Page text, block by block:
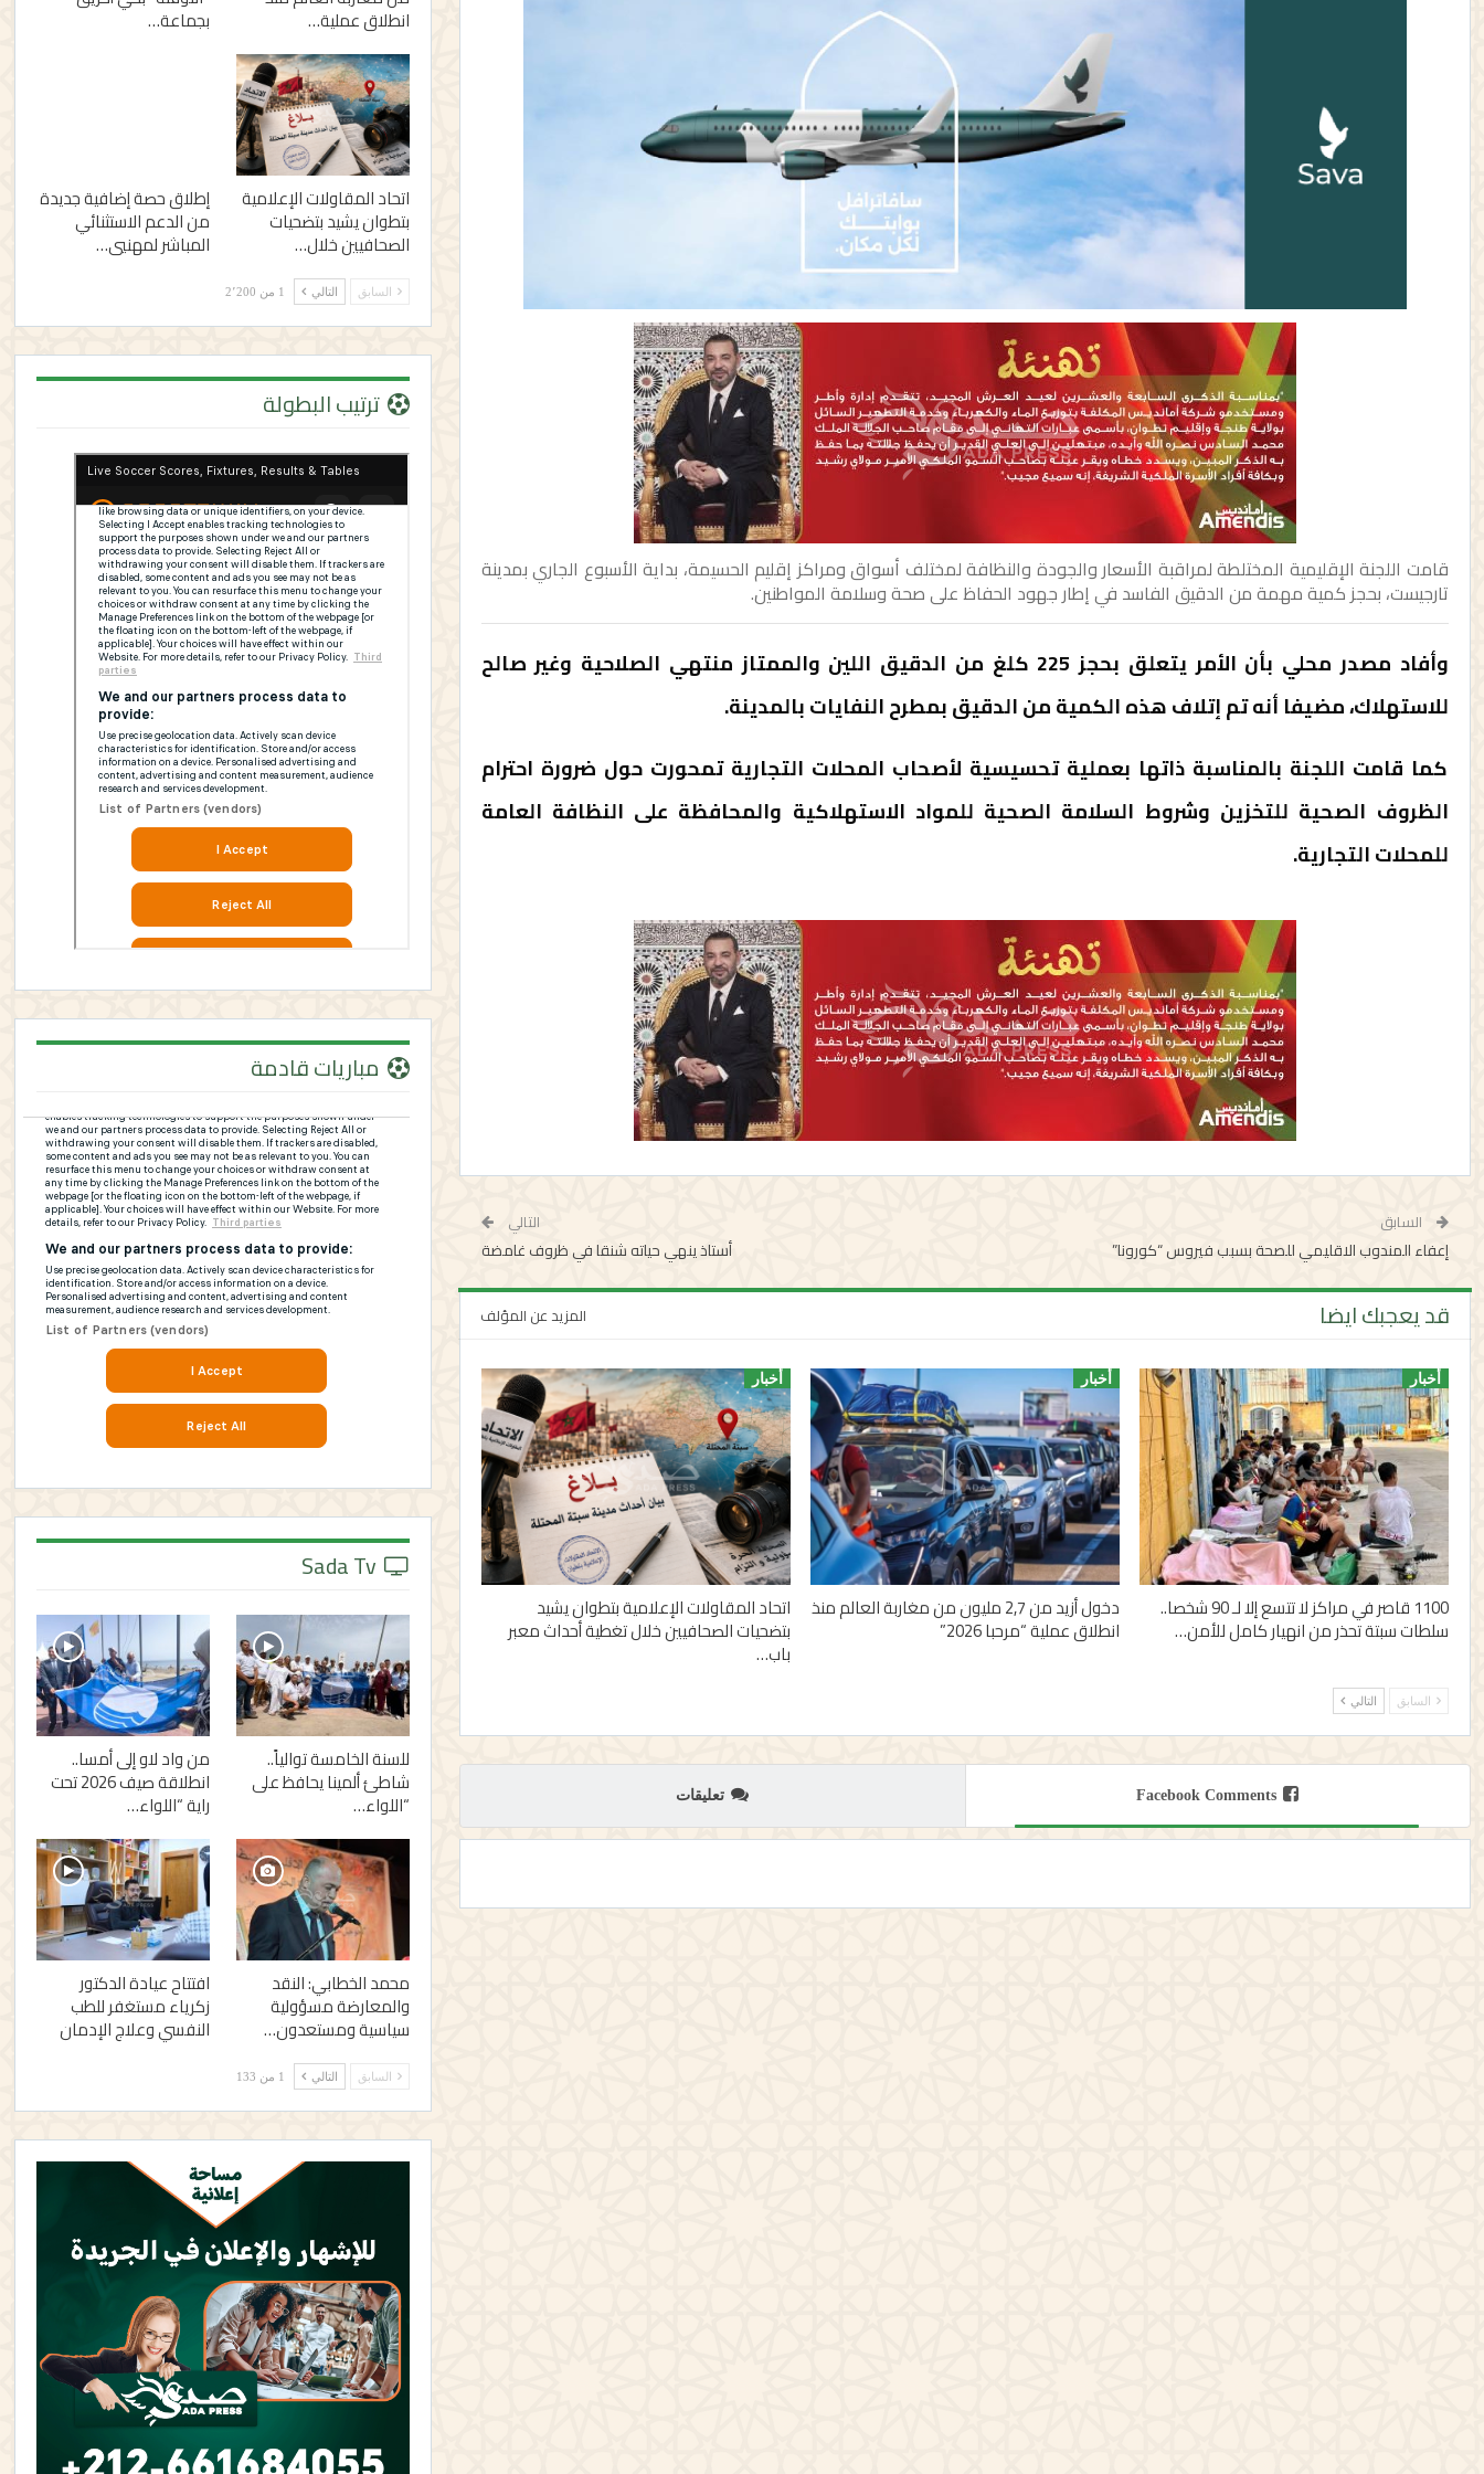
قامت اللجنة الإقليمية المختلطة لمراقبة الأسعار والجودة والنظافة لمختلف أسواق ومراكز إقليم الحسيمة، بداية الأسبوع الجاري بمدينة
تارجيست، بحجز كمية مهمة من الدقيق الفاسد في إطار جهود الحفاظ على صحة وسلامة المواطنين.
وأفاد مصدر محلي بأن الأمر يتعلق بحجز 225 كلغ من الدقيق اللين والممتاز منتهي الصلاحية وغير صالح
للاستهلاك، مضيفا أنه تم إتلاف هذه الكمية من الدقيق بمطرح النفايات بالمدينة.
كما قامت اللجنة بالمناسبة ذاتها بعملية تحسيسية لأصحاب المحلات التجارية تمحورت حول ضرورة احترام
الظروف الصحية للتخزين وشروط السلامة الصحية للمواد الاستهلاكية والمحافظة على النظافة العامة
للمحلات التجارية.
السابق
إعفاء المندوب الاقليمي للصحة بسبب فيروس “كورونا”
التالي
أستاذ ينهي حياته شنقا في ظروف غامضة
قد يعجبك ايضا المزيد عن المؤلف
أخبار
1100 قاصر في مراكز لا تتسع إلا لـ 90 شخصا..
سلطات سبتة تحذر من انهيار كامل للأمن…
أخبار
دخول أزيد من 2,7 مليون من مغاربة العالم منذ
انطلاق عملية “مرحبا 2026”
أخبار
اتحاد المقاولات الإعلامية بتطوان يشيد
بتضحيات الصحافيين خلال تغطية أحداث معبر
باب…
السابق التالي
Facebook Comments تعليقات
انطلاق عملية… بجماعة…
اتحاد المقاولات الإعلامية
بتطوان يشيد بتضحيات
الصحافيين خلال…
إطلاق حصة إضافية جديدة
من الدعم الاستثنائي
المباشر لمهنيي…
السابق التالي 1 من 2٬200
ترتيب البطولة
مباريات قادمة
للسنة الخامسة توالياً..
شاطئ ألمينا يحافظ على
“اللواء…
من واد لاو إلى أمسا..
انطلاقة صيف 2026 تحت
راية “اللواء…
محمد الخطابي: النقد
والمعارضة مسؤولية
سياسية ومستعدون…
افتتاح عيادة الدكتور
زكرياء مستغفر للطب
النفسي وعلاج الإدمان
السابق التالي 1 من 133